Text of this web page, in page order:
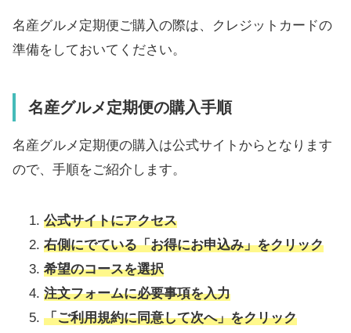
名産グルメ定期便ご購入の際は、クレジットカードの
準備をしておいてください。
名産グルメ定期便の購入手順
名産グルメ定期便の購入は公式サイトからとなります
ので、手順をご紹介します。
公式サイトにアクセス
右側にでている「お得にお申込み」をクリック
希望のコースを選択
注文フォームに必要事項を入力
「ご利用規約に同意して次へ」をクリック